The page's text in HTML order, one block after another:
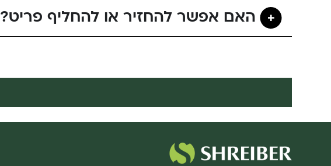
האם אפשר להחזיר או להחליף פריט?